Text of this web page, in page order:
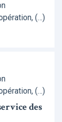
(…)
(…)
des